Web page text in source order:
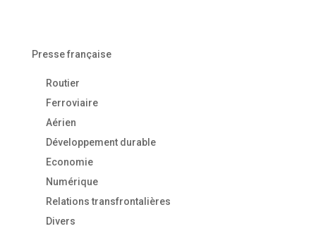
Presse française
Routier
Ferroviaire
Aérien
Développement durable
Economie
Numérique
Relations transfrontalières
Divers